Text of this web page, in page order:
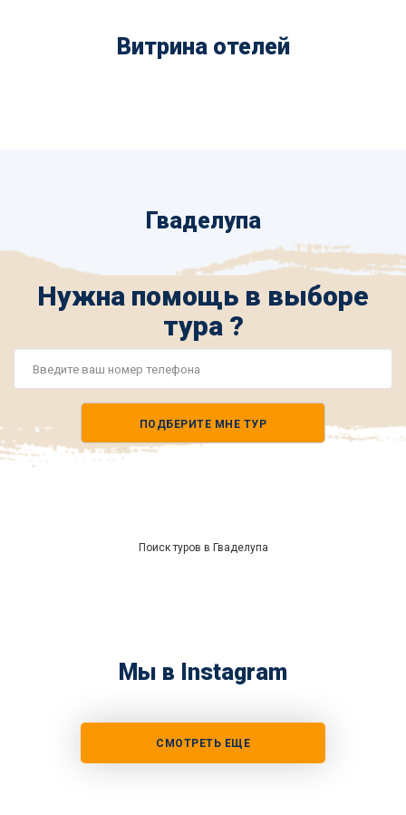
Витрина отелей
Гваделупа
Нужна помощь в выборе
тура ?
ПОДБЕРИТЕ МНЕ ТУР
Поиск туров в Гваделупа
Мы в Instagram
СМОТРЕТЬ ЕЩЕ